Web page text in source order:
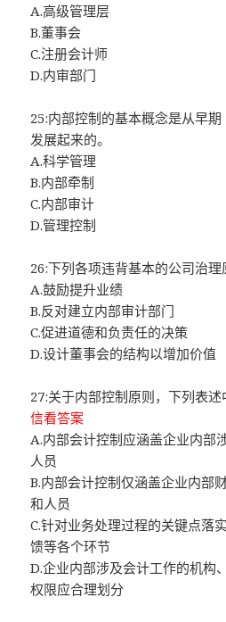
A.高级管理层
B.董事会
C.注册会计师
D.内审部门
25:内部控制的基本概念是从早
发展起来的。
A.科学管理
B.内部牵制
C.内部审计
D.管理控制
26:下列各项违背基本的公司治
A.鼓励提升业绩
B.反对建立内部审计部门
C.促进道德和负责任的决策
D.设计董事会的结构以增加价值
27:关于内部控制原则，下列表
信看答案
A.内部会计控制应涵盖企业内部
人员
B.内部会计控制仅涵盖企业内部
和人员
C.针对业务处理过程的关键点落
馈等各个环节
D.企业内部涉及会计工作的机构
权限应合理划分